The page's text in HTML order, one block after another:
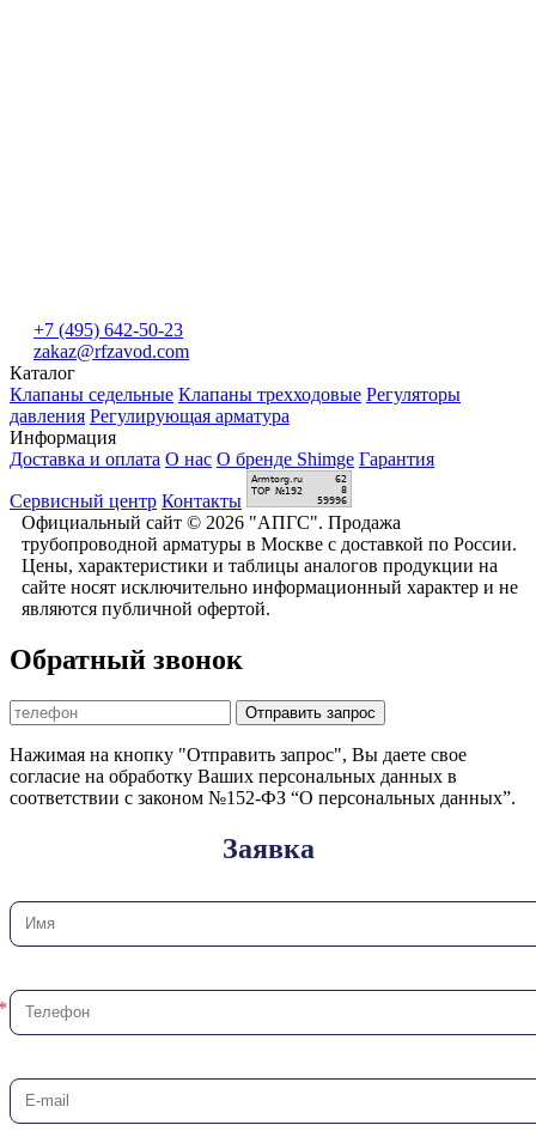
+7 (495) 642-50-23
zakaz@rfzavod.com
Каталог
Клапаны седельные Клапаны трехходовые Регуляторы
давления Регулирующая арматура
Информация
Доставка и оплата О нас О бренде Shimge Гарантия
Сервисный центр Контакты
Официальный сайт © 2026 "АПГС". Продажа
трубопроводной арматуры в Москве с доставкой по России.
Цены, характеристики и таблицы аналогов продукции на
сайте носят исключительно информационный характер и не
являются публичной офертой.
Обратный звонок
Отправить запрос
Нажимая на кнопку "Отправить запрос", Вы даете свое
согласие на обработку Ваших персональных данных в
соответствии с законом №152-ФЗ “О персональных данных”.
Заявка